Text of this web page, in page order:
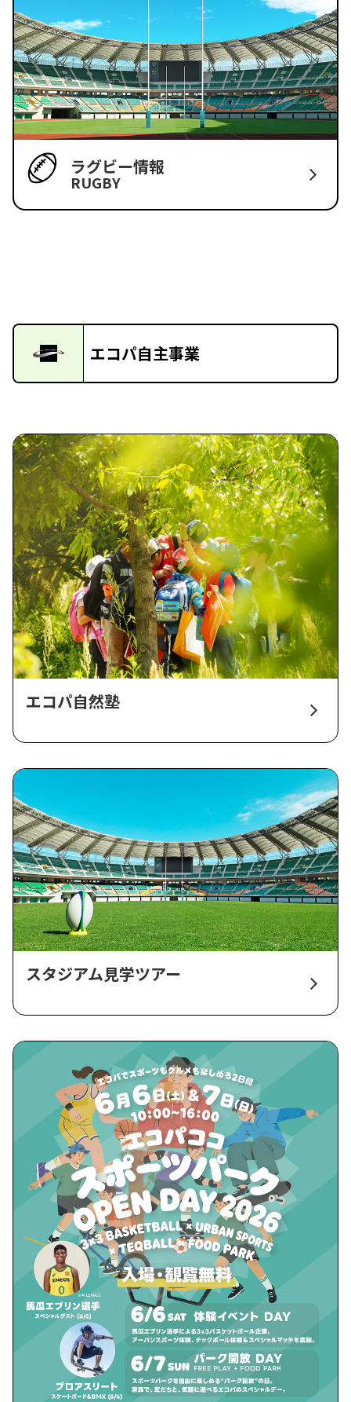
ラグビー情報
RUGBY
エコパ自主事業
エコパ自然塾
スタジアム見学ツアー